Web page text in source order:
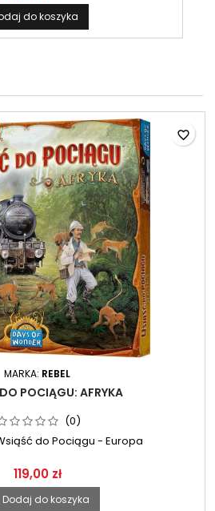
do koszyka
MARKA: REBEL
POCIĄGU: AFRYKA
(0)
do Pociągu - Europa
119,00 zł
Dodaj do koszyka
favorite_border